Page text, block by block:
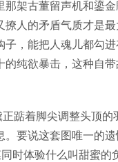
架古董留声机和鎏
人的矛盾气质才是
，能把人魂儿都勾
纯欲暴击，这种自
踮着脚尖调整头顶
要说这套图唯一的
时体验什么叫甜蜜的